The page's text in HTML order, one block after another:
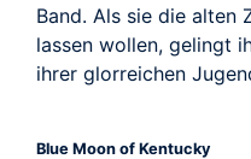
Band. Als sie die alten
lassen wollen, gelingt
ihrer glorreichen
Blue Moon of Kentucky